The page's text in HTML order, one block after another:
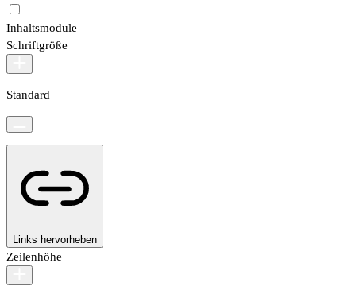
Inhaltsmodule
Schriftgröße
Standard
Links hervorheben
Zeilenhöhe